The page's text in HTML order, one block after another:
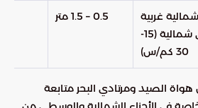
شمالية غربية
إلى شمالية (15-
30 كم/س)
0.5 – 1.5 متر
الصيد ومرتادي البحر متابعة